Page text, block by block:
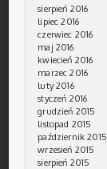
sierpień 2016
lipiec 2016
czerwiec 2016
maj 2016
kwiecień 2016
marzec 2016
luty 2016
styczeń 2016
grudzień 2015
listopad 2015
październik 2015
wrzesień 2015
sierpień 2015